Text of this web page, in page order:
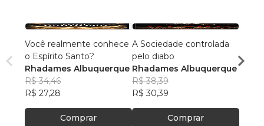
Você realmente conhece
o Espírito Santo?
Rhadames Albuquerque
R$ 34,46
R$ 27,28
Comprar
A Sociedade controlada
pelo diabo
Rhadames Albuquerque
R$ 38,39
R$ 30,39
Comprar
R$